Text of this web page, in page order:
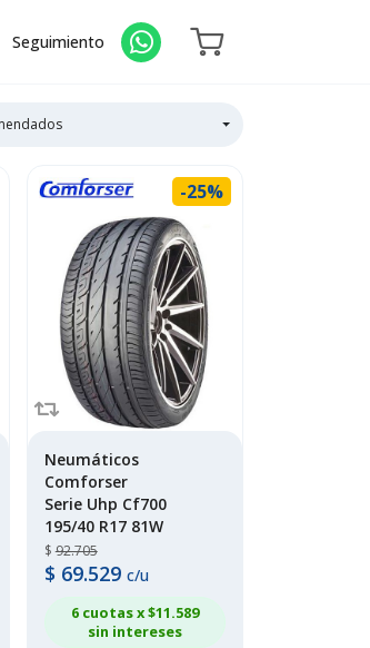
Seguimiento
-25%
Neumáticos
Comforser
Serie Uhp Cf700
195/40 R17 81W
$92.705
$ 69.529 c/u
6 cuotas x $11.589
sin intereses